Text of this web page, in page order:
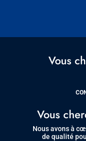
Vous
Vous
Nous avons à
de qualité